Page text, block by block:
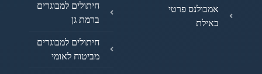
אמבולנס פרטי
באילת
חיתולים למבוגרים
ברמת גן
חיתולים למבוגרים
מביטוח לאומי